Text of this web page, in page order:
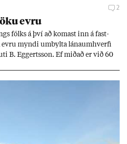
2
evru
fólks á því að kom­ast inn á fast­
evru myndi um­bylta lánaum­hverfi
B. Eggerts­son. Ef mið­að er við 60